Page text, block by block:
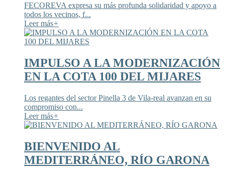
FECOREVA expresa su más profunda solidaridad y apoyo a
todos los vecinos, f...
Leer más+
IMPULSO A LA MODERNIZACIÓN
EN LA COTA 100 DEL MIJARES
Los regantes del sector Pinella 3 de Vila-real avanzan en su
compromiso con...
Leer más+
BIENVENIDO AL
MEDITERRÁNEO, RÍO GARONA